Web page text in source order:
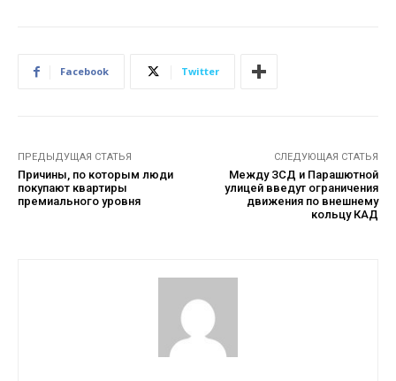
Facebook Twitter
ПРЕДЫДУЩАЯ СТАТЬЯ
Причины, по которым люди
покупают квартиры
премиального уровня
СЛЕДУЮЩАЯ СТАТЬЯ
Между ЗСД и Парашютной
улицей введут ограничения
движения по внешнему
кольцу КАД